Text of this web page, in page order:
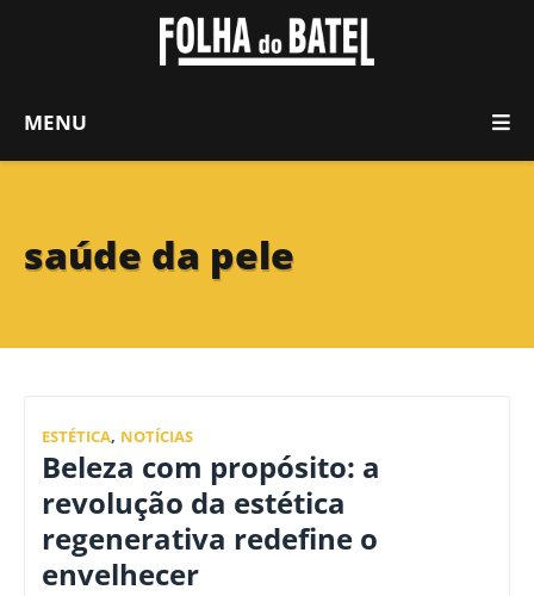
MENU
saúde da pele
ESTÉTICA, NOTÍCIAS
Beleza com propósito: a
revolução da estética
regenerativa redefine o
envelhecer